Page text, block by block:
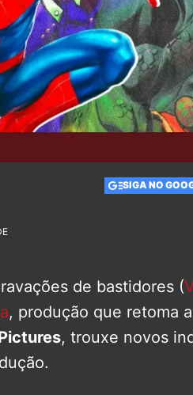
SIGA NO
de bastidores (
, produção que retoma a
, trouxe novos